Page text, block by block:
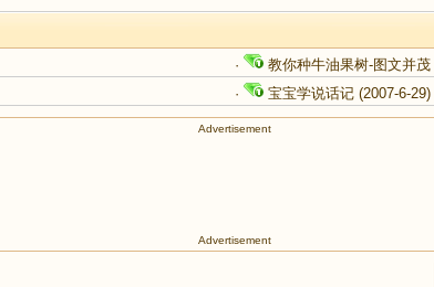
· 教你种牛油果树-图文并茂
· 宝宝学说话记 (2007-6-29)
Advertisement
Advertisement